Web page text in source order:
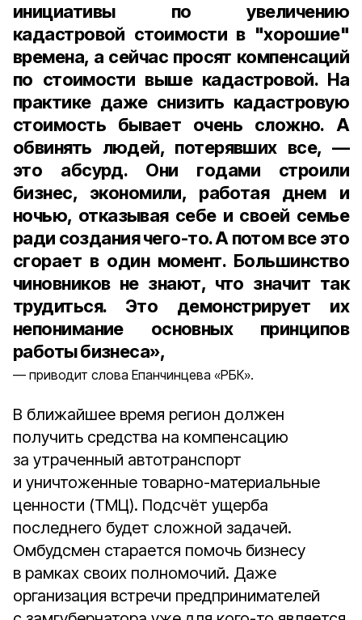
инициативы по увеличению
кадастровой стоимости в "хорошие"
времена, а сейчас просят компенсаций
по стоимости выше кадастровой. На
практике даже снизить кадастровую
стоимость бывает очень сложно. А
обвинять людей, потерявших все, —
это абсурд. Они годами строили
бизнес, экономили, работая днем и
ночью, отказывая себе и своей семье
ради создания чего-то. А потом все это
сгорает в один момент. Большинство
чиновников не знают, что значит так
трудиться. Это демонстрирует их
непонимание основных принципов
работы бизнеса»,
приводит слова Епанчинцева «РБК».
В ближайшее время регион должен
получить средства на компенсацию
за утраченный автотранспорт
и уничтоженные товарно-материальные
ценности (ТМЦ). Подсчёт ущерба
последнего будет сложной задачей.
Омбудсмен старается помочь бизнесу
в рамках своих полномочий. Даже
организация встречи предпринимателей